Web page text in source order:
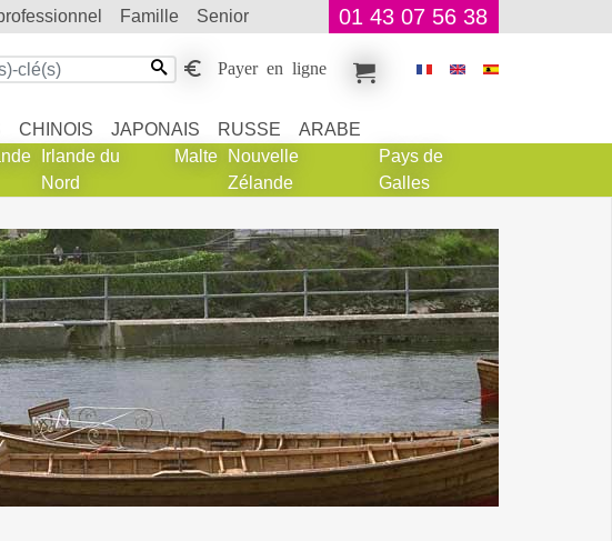
famille senior 01 43 07 56 38
Payer en ligne
CHINOIS JAPONAIS RUSSE
ARABE
Irlande du
Nord
Malte
Nouvelle
Zélande
Pays de
Galles